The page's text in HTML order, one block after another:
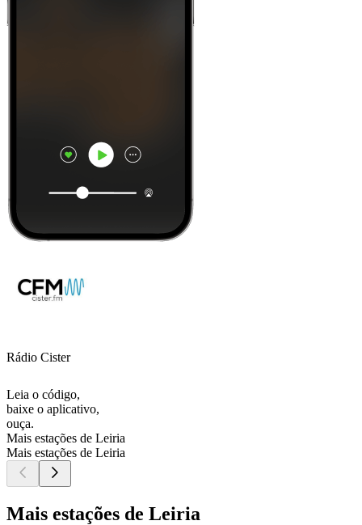
Rádio Cister
Leia o código,
baixe o aplicativo,
ouça.
Mais estações de Leiria
Mais estações de Leiria
Mais estações de Leiria